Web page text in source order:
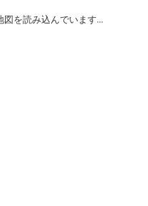
図を読み込んでいます...